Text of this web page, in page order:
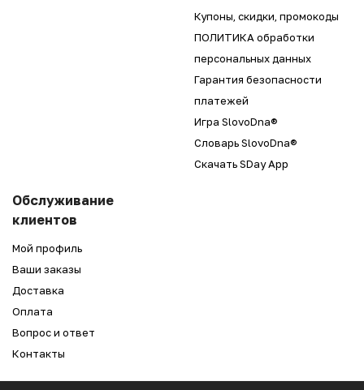
Купоны, скидки, промокоды
ПОЛИТИКА обработки
персональных данных
Гарантия безопасности
платежей
Игра SlovoDna®
Словарь SlovoDna®
Скачать SDay App
Обслуживание
клиентов
Мой профиль
Ваши заказы
Доставка
Оплата
Вопрос и ответ
Контакты